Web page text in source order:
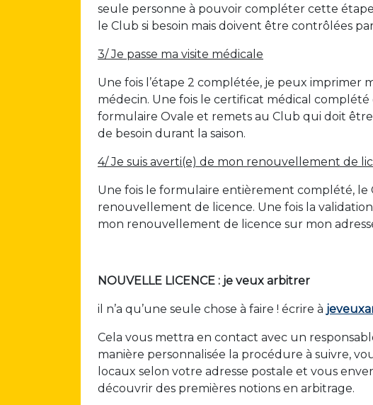
seule personne à pouvoir compléter cette
le Club si besoin mais doivent être contrôlées
3/ Je passe ma visite médicale
Une fois l’étape 2 complétée, je peux
médecin. Une fois le certificat médical
formulaire Ovale et remets au Club qui doit
de besoin durant la saison.
4/ Je suis averti(e) de mon renouvellement de
Une fois le formulaire entièrement complété,
renouvellement de licence. Une fois la
mon renouvellement de licence sur mon
NOUVELLE LICENCE : je veux arbitrer
il n’a qu’une seule chose à faire ! écrire à
Cela vous mettra en contact avec un
manière personnalisée la procédure à suivre,
locaux selon votre adresse postale et vous
découvrir des premières notions en arbitrage.